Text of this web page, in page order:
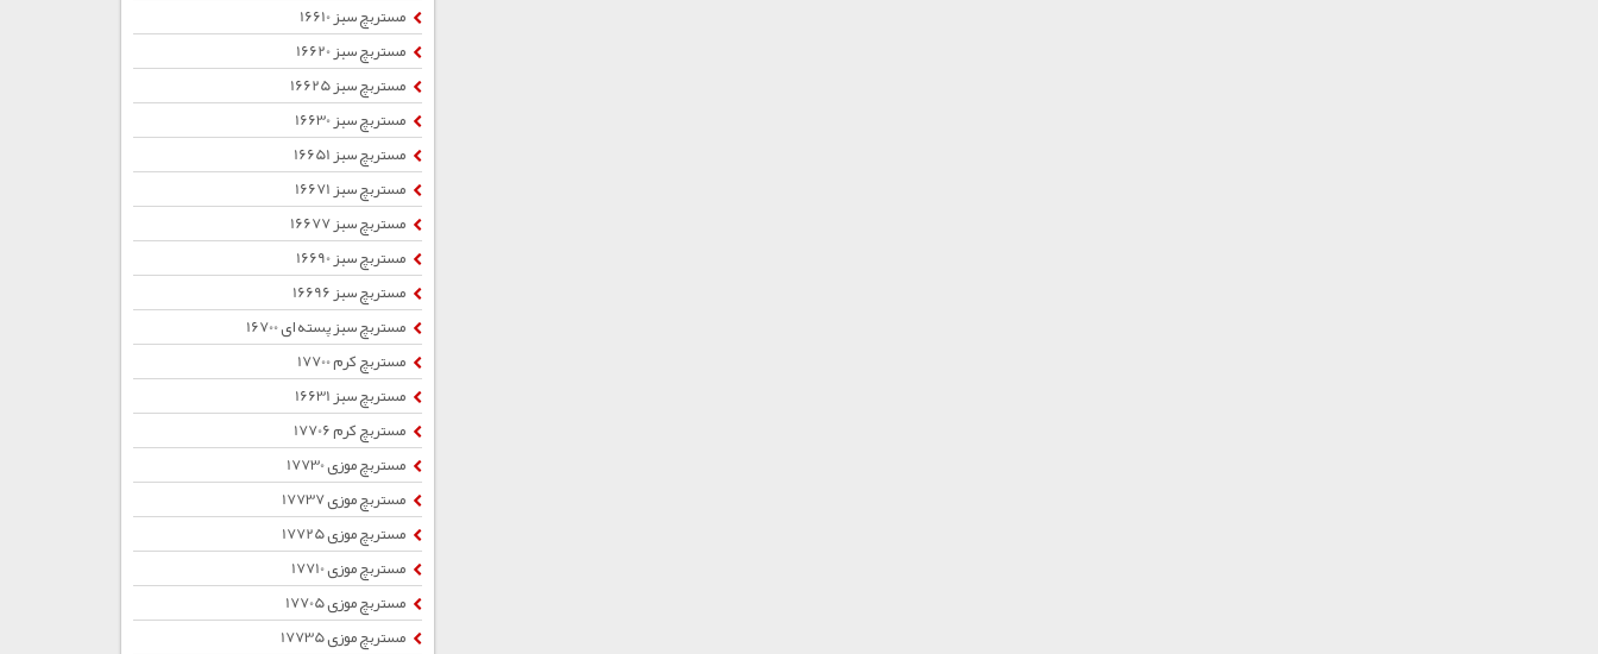
مستربچ سبز 16610
مستربچ سبز 16620
مستربچ سبز 16625
مستربچ سبز 16630
مستربچ سبز 16651
مستربچ سبز 16671
مستربچ سبز 16677
مستربچ سبز 16690
مستربچ سبز 16696
مستربچ سبز پسته ای 16700
مستربچ کرم 17700
مستربچ سبز 16631
مستربچ کرم 17706
مستربچ موزی 17730
مستربچ موزی 17737
مستربچ موزی 17725
مستربچ موزی 17710
مستربچ موزی 17705
مستربچ موزی 17735